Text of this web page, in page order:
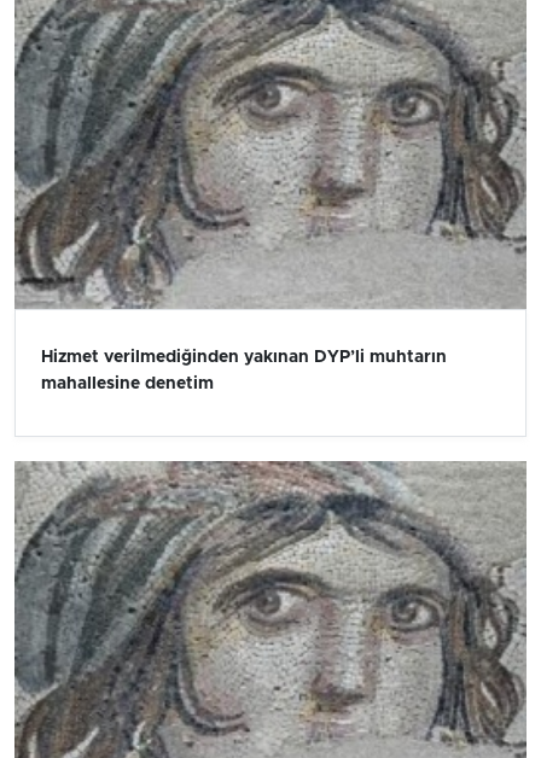
Hizmet verilmediğinden yakınan DYP’li muhtarın
mahallesine denetim